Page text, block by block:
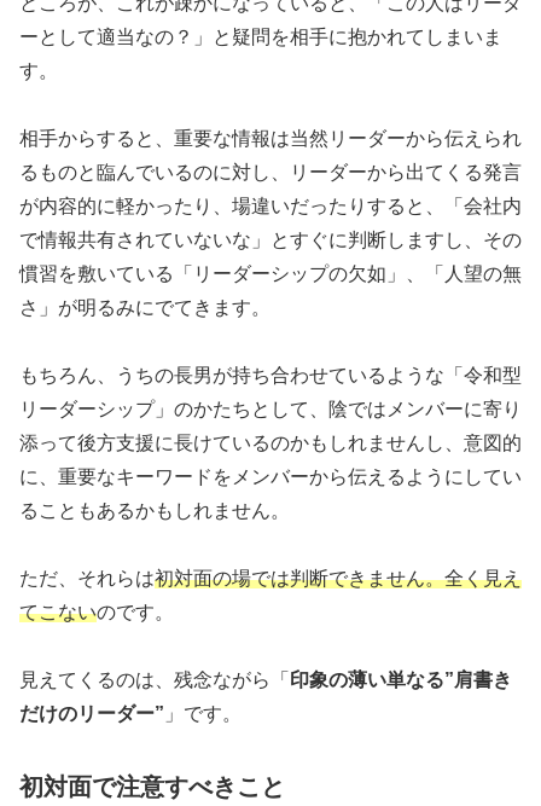
ーとして適当なの？」と疑問を相手に抱かれてしまいま
す。
相手からすると、重要な情報は当然リーダーから伝えられ
るものと臨んでいるのに対し、リーダーから出てくる発言
が内容的に軽かったり、場違いだったりすると、「会社内
で情報共有されていないな」とすぐに判断しますし、その
慣習を敷いている「リーダーシップの欠如」、「人望の無
さ」が明るみにでてきます。
もちろん、うちの長男が持ち合わせているような「令和型
リーダーシップ」のかたちとして、陰ではメンバーに寄り
添って後方支援に長けているのかもしれませんし、意図的
に、重要なキーワードをメンバーから伝えるようにしてい
ることもあるかもしれません。
ただ、それらは初対面の場では判断できません。全く見え
てこないのです。
見えてくるのは、残念ながら「 印象の薄い単なる”肩書き
だけのリーダー” 」です。
初対面で注意すべきこと